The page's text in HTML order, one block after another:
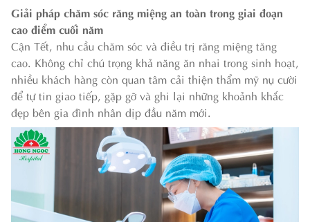
Giải pháp chăm sóc răng miệng an toàn trong giai đoạn
cao điểm cuối năm
Cận Tết, nhu cầu chăm sóc và điều trị răng miệng tăng
cao. Không chỉ chú trọng khả năng ăn nhai trong sinh hoạt,
nhiều khách hàng còn quan tâm cải thiện thẩm mỹ nụ cười
để tự tin giao tiếp, gặp gỡ và ghi lại những khoảnh khắc
đẹp bên gia đình nhân dịp đầu năm mới.